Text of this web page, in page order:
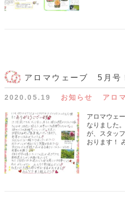
アロマウェーブ 5月号
2020.05.19 お知らせ アロ
アロマウェ
なりました
が、スタッ
おります！